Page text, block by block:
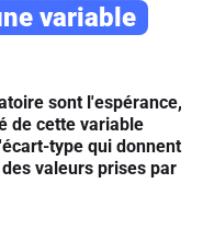
variable
sont l'espérance,
de cette variable
type qui donnent
valeurs prises par